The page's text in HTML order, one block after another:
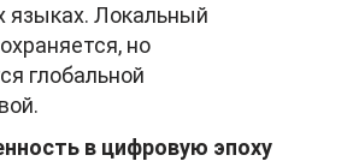
языках. Локальный
но
глобальной
в цифровую эпоху